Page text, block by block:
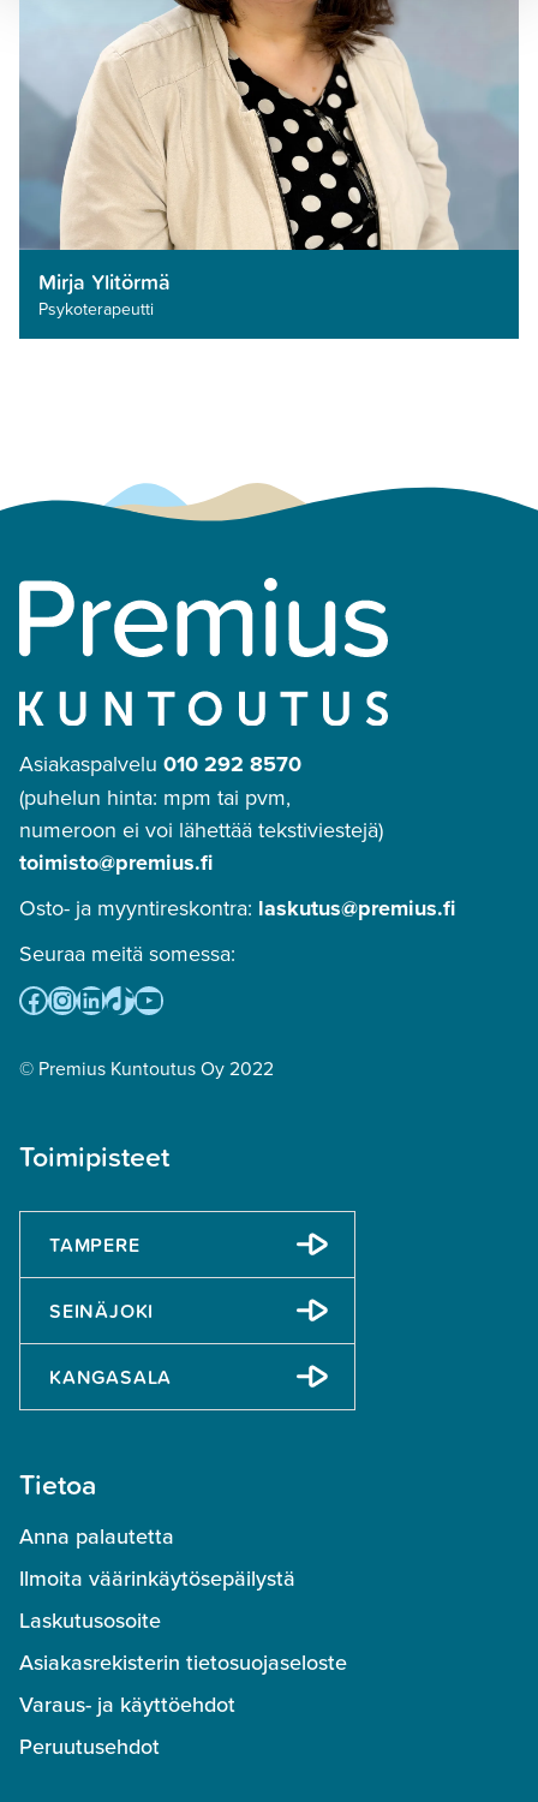
Mirja Ylitörmä
Psykoterapeutti­
Asiakaspalvelu 010 292 8570
(puhelun hinta: mpm tai pvm,
numeroon ei voi lähettää tekstiviestejä)
toimisto@premius.fi
Osto- ja myyntireskontra: laskutus@premius.fi
Seuraa meitä somessa:
Facebook
Instagram
LinkedIn
TikTok
YouTube
© Premius Kuntoutus Oy 2022
Toimipisteet
TAMPERE
SEINÄJOKI
KANGASALA
Tietoa
Anna palautetta
Ilmoita väärinkäytösepäilystä
Laskutusosoite
Asiakasrekisterin tietosuojaseloste
Varaus- ja käyttöehdot
Peruutusehdot